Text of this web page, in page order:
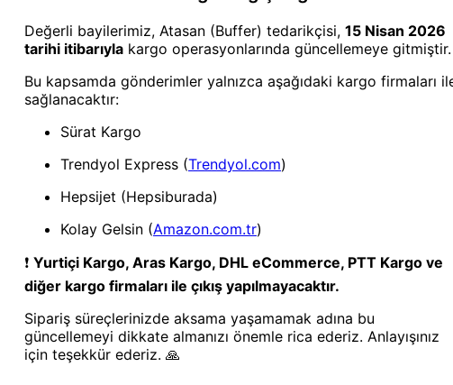
NF ÇANTA RENKLİ OMUZ
NF ÇANTA BEJ 778
NF ÇANTA